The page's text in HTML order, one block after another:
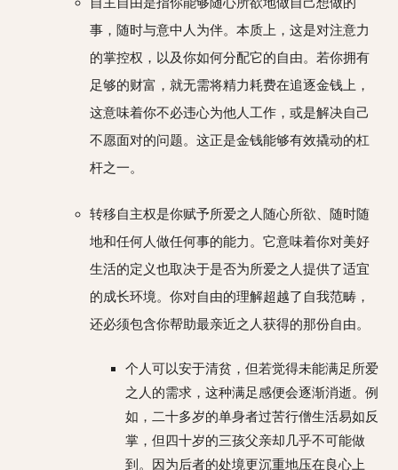
事，随时与意中人为伴。本质上，这是对注意力
的掌控权，以及你如何分配它的自由。若你拥有
足够的财富，就无需将精力耗费在追逐金钱上，
这意味着你不必违心为他人工作，或是解决自己
不愿面对的问题。这正是金钱能够有效撬动的杠
杆之一。
转移自主权是你赋予所爱之人随心所欲、随时随
地和任何人做任何事的能力。它意味着你对美好
生活的定义也取决于是否为所爱之人提供了适宜
的成长环境。你对自由的理解超越了自我范畴，
还必须包含你帮助最亲近之人获得的那份自由。
个人可以安于清贫，但若觉得未能满足所爱
之人的需求，这种满足感便会逐渐消逝。例
如，二十多岁的单身者过苦行僧生活易如反
掌，但四十岁的三孩父亲却几乎不可能做
到。因为后者的处境更沉重地压在良心上